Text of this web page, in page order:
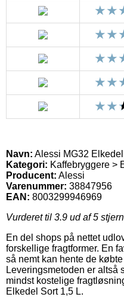
Navn: Alessi MG32
Kategori: Kaffebryggere >
Producent: Alessi
Varenummer: 38847956
EAN: 8003299946969
Vurderet til 3.9 ud af 5
En del shops på nettet
forskellige fragtformer. En
så nemt kan hente de
Leveringsmetoden er
mindst kostelige
Elkedel Sort 1,5 L.